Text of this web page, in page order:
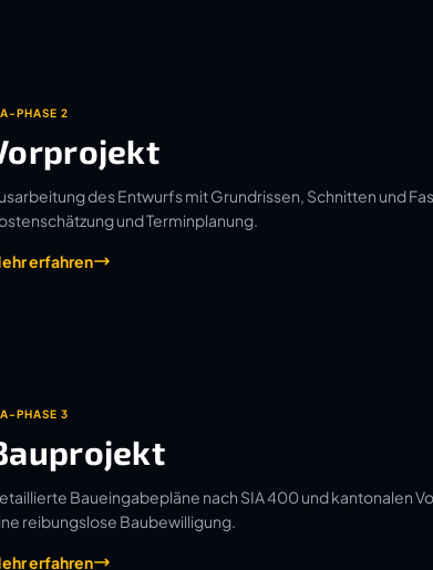
PHASE 2
des Entwurfs mit Grundrissen, Schnitten und
und Terminplanung.
erfahren
PHASE 3
Baueingabepläne nach SIA 400 und kantonalen
reibungslose Baubewilligung.
erfahren